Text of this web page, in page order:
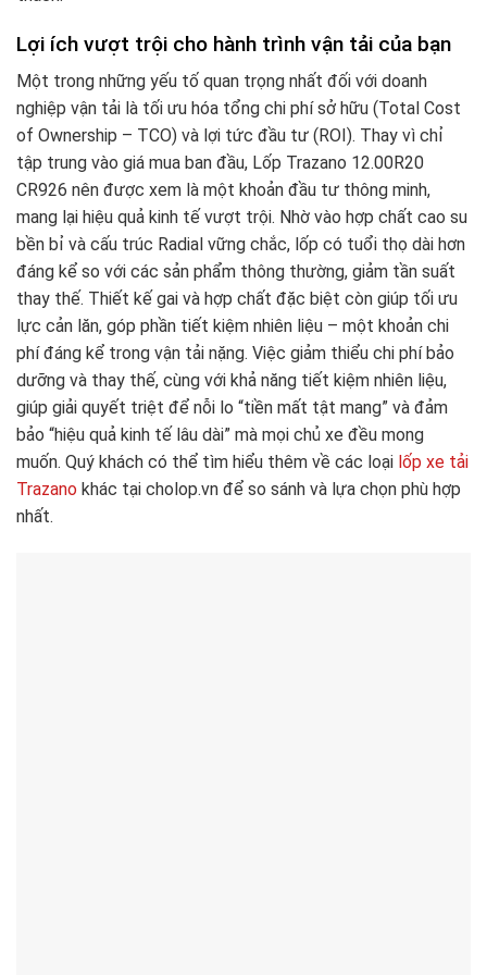
Lợi ích vượt trội cho hành trình vận tải của bạn
Một trong những yếu tố quan trọng nhất đối với doanh
nghiệp vận tải là tối ưu hóa tổng chi phí sở hữu (Total Cost
of Ownership – TCO) và lợi tức đầu tư (ROI). Thay vì chỉ
tập trung vào giá mua ban đầu, Lốp Trazano 12.00R20
CR926 nên được xem là một khoản đầu tư thông minh,
mang lại hiệu quả kinh tế vượt trội. Nhờ vào hợp chất cao su
bền bỉ và cấu trúc Radial vững chắc, lốp có tuổi thọ dài hơn
đáng kể so với các sản phẩm thông thường, giảm tần suất
thay thế. Thiết kế gai và hợp chất đặc biệt còn giúp tối ưu
lực cản lăn, góp phần tiết kiệm nhiên liệu – một khoản chi
phí đáng kể trong vận tải nặng. Việc giảm thiểu chi phí bảo
dưỡng và thay thế, cùng với khả năng tiết kiệm nhiên liệu,
giúp giải quyết triệt để nỗi lo “tiền mất tật mang” và đảm
bảo “hiệu quả kinh tế lâu dài” mà mọi chủ xe đều mong
muốn. Quý khách có thể tìm hiểu thêm về các loại lốp xe tải
Trazano khác tại cholop.vn để so sánh và lựa chọn phù hợp
nhất.